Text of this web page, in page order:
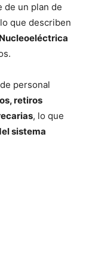
de un plan de
que describen
personal
retiros
, lo que
sistema